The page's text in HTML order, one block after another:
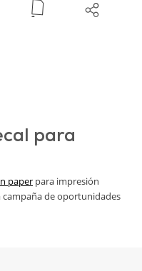
para
paper para impresión
de oportunidades